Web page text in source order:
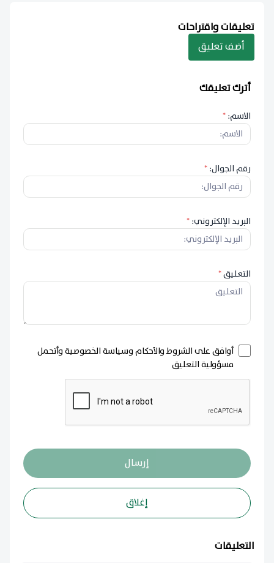
تعليقات واقتراحات
أضف تعليق
أترك تعليقك
الاسم:*
رقم الجوال:*
البريد الإلكتروني:*
التعليق*
أوافق على الشروط والأحكام وسياسة الخصوصية وأتحمل
مسؤولية التعليق
إرسال
إغلاق
التعليقات